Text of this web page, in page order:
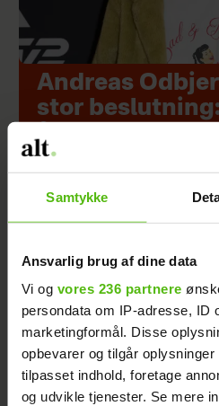
Samtykke
Ansvarlig brug af dine data
Vi og vores 236 partnere
persondata om IP-adresse,
marketingformål. Disse
opbevarer og tilgår
tilpasset indhold, foretage
og udvikle tjenester. Se mere
Andreas
stor
år
Afsløret på video: